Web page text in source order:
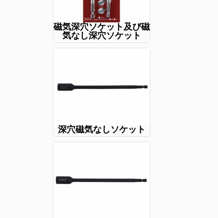
磁気深穴ソケット及び磁
気なし深穴ソケット
深穴磁気なしソケット